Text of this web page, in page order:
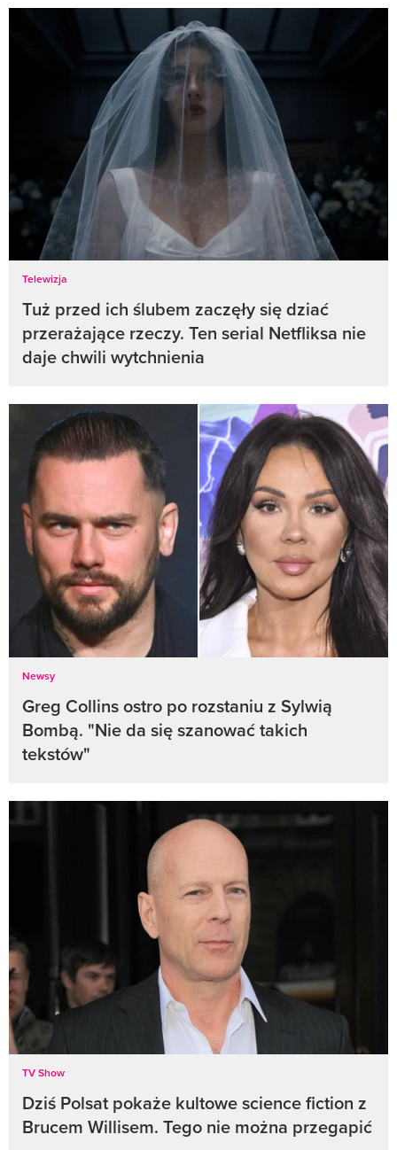
Telewizja
Tuż przed ich ślubem zaczęły się dziać
przerażające rzeczy. Ten serial Netfliksa nie
daje chwili wytchnienia
Newsy
Greg Collins ostro po rozstaniu z Sylwią
Bombą. "Nie da się szanować takich
tekstów"
TV Show
Dziś Polsat pokaże kultowe science fiction z
Brucem Willisem. Tego nie można przegapić